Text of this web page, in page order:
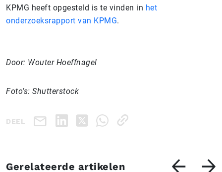
KPMG heeft opgesteld is te vinden in het
onderzoeksrapport van KPMG.
Door: Wouter Hoeffnagel
Foto’s: Shutterstock
DEEL
Gerelateerde artikelen